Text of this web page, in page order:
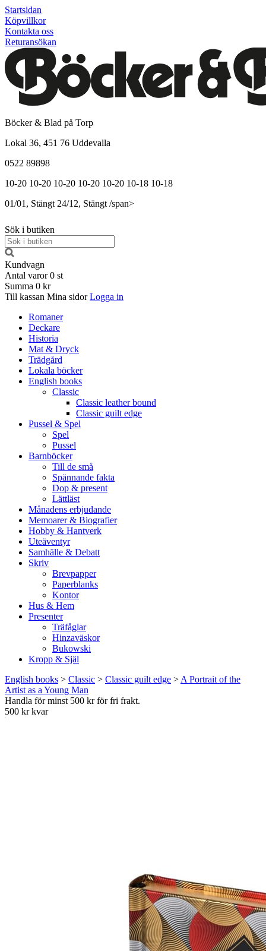
Startsidan
Köpvillkor
Kontakta oss
Returansökan
Böcker & Blad på Torp
Lokal 36, 451 76 Uddevalla
0522 89898
10-20 10-20 10-20 10-20 10-20 10-18 10-18
01/01, Stängt 24/12, Stängt /span>
Sök i butiken
Kundvagn
Antal varor 0 st
Summa 0 kr
Till kassan Mina sidor Logga in
Romaner
Deckare
Historia
Mat & Dryck
Trädgård
Lokala böcker
English books
Classic
Classic leather bound
Classic guilt edge
Pussel & Spel
Spel
Pussel
Barnböcker
Till de små
Spännande fakta
Dop & present
Lättläst
Månadens erbjudande
Memoarer & Biografier
Hobby & Hantverk
Uteäventyr
Samhälle & Debatt
Skriv
Brevpapper
Paperblanks
Kontor
Hus & Hem
Presenter
Träfåglar
Hinzaväskor
Bukowski
Kropp & Själ
English books > Classic > Classic guilt edge > A Portrait of the
Artist as a Young Man
Handla för minst 500 kr för fri frakt.
500 kr kvar